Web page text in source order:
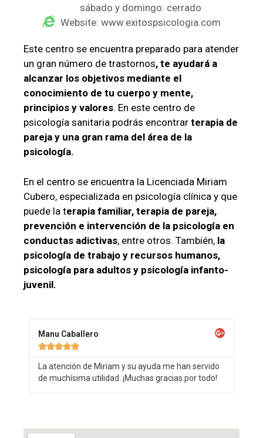
sábado y domingo: cerrado
Website: www.exitospsicologia.com
Este centro se encuentra preparado para atender
un gran número de trastornos, te ayudará a
alcanzar los objetivos mediante el
conocimiento de tu cuerpo y mente,
principios y valores. En este centro de
psicología sanitaria podrás encontrar terapia de
pareja y una gran rama del área de la
psicología.
En el centro se encuentra la Licenciada Miriam
Cubero, especializada en psicología clínica y que
puede la terapia familiar, terapia de pareja,
prevención e intervención de la psicología en
conductas adictivas, entre otros. También, la
psicología de trabajo y recursos humanos,
psicología para adultos y psicología infanto-
juvenil.
Manu Caballero

La atención de Miriam y su ayuda me han servido
de muchísima utilidad. ¡Muchas gracias por todo!